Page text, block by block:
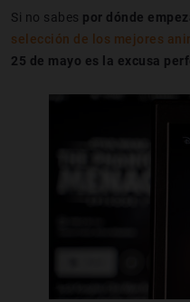
Si no sabes por dónde
selección de los mejores
25 de mayo es la excusa